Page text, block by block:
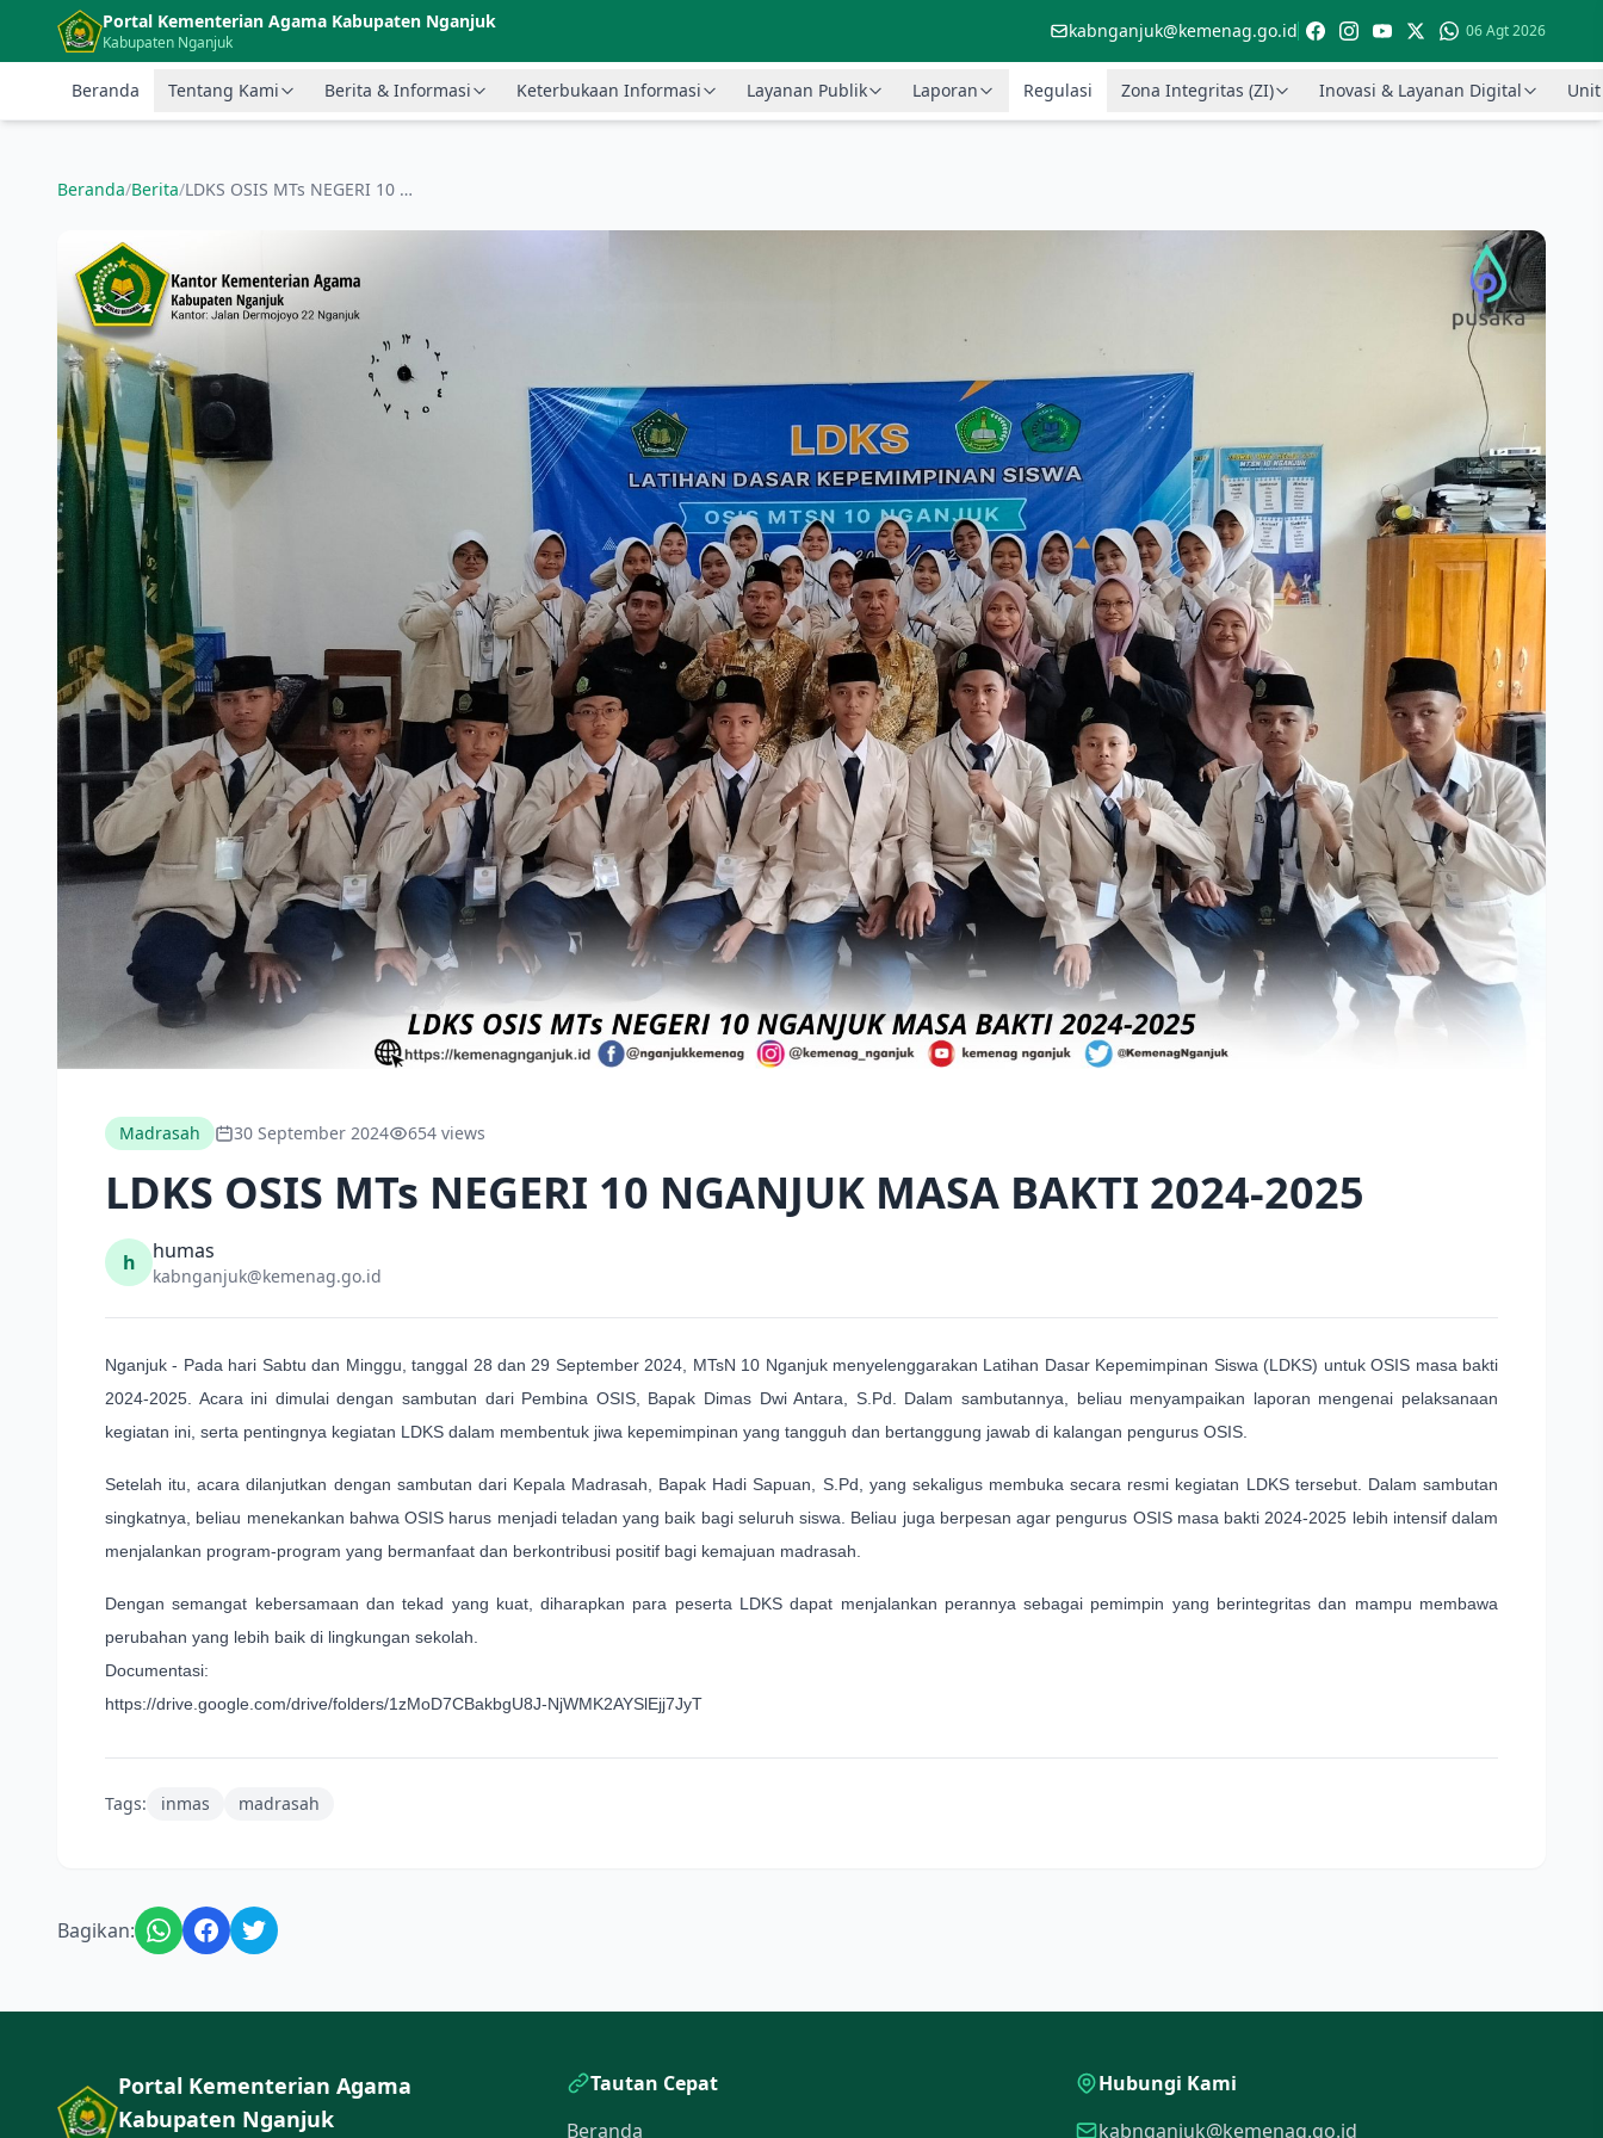
Langsung ke konten utama
Portal Kementerian Agama Kabupaten Nganjuk
Kabupaten Nganjuk
kabnganjuk@kemenag.go.id 06 Agt 2026
Beranda Tentang Kami Berita & Informasi Keterbukaan Informasi Layanan Publik Laporan Regulasi Zona Integritas (ZI) Inovasi & Layanan Digital
Beranda/Berita/ LDKS OSIS MTs NEGERI 10 NGANJUK MASA BAKTI 2024-2025
Madrasah 30 September 2024 654 views
LDKS OSIS MTs NEGERI 10 NGANJUK MASA BAKTI 2024-2025
h humas
kabnganjuk@kemenag.go.id
Nganjuk - Pada hari Sabtu dan Minggu, tanggal 28 dan 29 September 2024, MTsN 10 Nganjuk menyelenggarakan Latihan Dasar Kepemimpinan Siswa (LDKS) untuk OSIS masa bakti
2024-2025. Acara ini dimulai dengan sambutan dari Pembina OSIS, Bapak Dimas Dwi Antara, S.Pd. Dalam sambutannya, beliau menyampaikan laporan mengenai pelaksanaan
kegiatan ini, serta pentingnya kegiatan LDKS dalam membentuk jiwa kepemimpinan yang tangguh dan bertanggung jawab di kalangan pengurus OSIS.
Setelah itu, acara dilanjutkan dengan sambutan dari Kepala Madrasah, Bapak Hadi Sapuan, S.Pd, yang sekaligus membuka secara resmi kegiatan LDKS tersebut. Dalam sambutan
singkatnya, beliau menekankan bahwa OSIS harus menjadi teladan yang baik bagi seluruh siswa. Beliau juga berpesan agar pengurus OSIS masa bakti 2024-2025 lebih intensif dalam
menjalankan program-program yang bermanfaat dan berkontribusi positif bagi kemajuan madrasah.
Dengan semangat kebersamaan dan tekad yang kuat, diharapkan para peserta LDKS dapat menjalankan perannya sebagai pemimpin yang berintegritas dan mampu membawa
perubahan yang lebih baik di lingkungan sekolah.
Documentasi:
https://drive.google.com/drive/folders/1zMoD7CBakbgU8J-NjWMK2AYSlEjj7JyT
Tags: inmas madrasah
Bagikan:
Portal Kementerian Agama
Kabupaten Nganjuk
Tautan Cepat
Beranda
Hubungi Kami
kabnganjuk@kemenag.go.id